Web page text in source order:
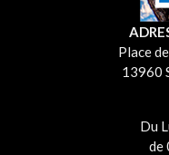
Place
13960
Du
de